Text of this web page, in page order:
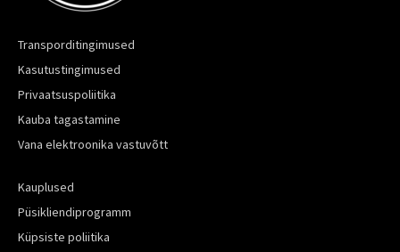
Transporditingimused
Kasutustingimused
Privaatsuspoliitika
Kauba tagastamine
Vana elektroonika vastuvõtt
Kauplused
Püsikliendiprogramm
Küpsiste poliitika